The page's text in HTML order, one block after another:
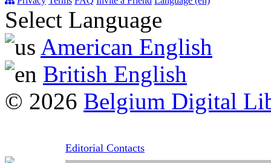
Select Language
American English
British English
© 2026 Belgium Digital
Editorial Contacts